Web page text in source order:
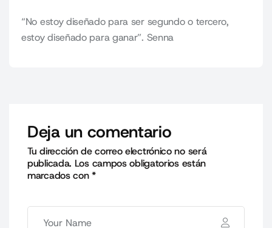
“No estoy diseñado para ser segundo o tercero,
estoy diseñado para ganar”. Senna
Deja un comentario
Tu dirección de correo electrónico no será
publicada. Los campos obligatorios están
marcados con*